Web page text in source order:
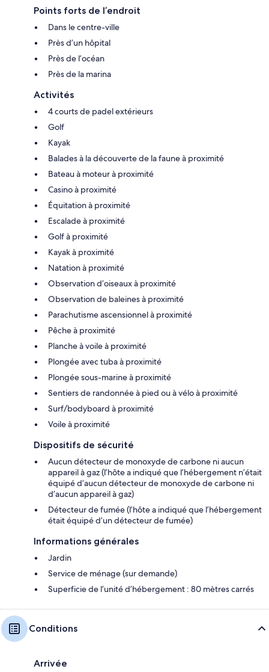
Points forts de l’endroit
Dans le centre-ville
Près d’un hôpital
Près de l’océan
Près de la marina
Activités
4 courts de padel extérieurs
Golf
Kayak
Balades à la découverte de la faune à proximité
Bateau à moteur à proximité
Casino à proximité
Équitation à proximité
Escalade à proximité
Golf à proximité
Kayak à proximité
Natation à proximité
Observation d’oiseaux à proximité
Observation de baleines à proximité
Parachutisme ascensionnel à proximité
Pêche à proximité
Planche à voile à proximité
Plongée avec tuba à proximité
Plongée sous-marine à proximité
Sentiers de randonnée à pied ou à vélo à proximité
Surf/bodyboard à proximité
Voile à proximité
Dispositifs de sécurité
Aucun détecteur de monoxyde de carbone ni aucun
appareil à gaz (l’hôte a indiqué que l’hébergement n’était
équipé d’aucun détecteur de monoxyde de carbone ni
d’aucun appareil à gaz)
Détecteur de fumée (l’hôte a indiqué que l’hébergement
était équipé d’un détecteur de fumée)
Informations générales
Jardin
Service de ménage (sur demande)
Superficie de l’unité d’hébergement : 80 mètres carrés
Conditions
Arrivée